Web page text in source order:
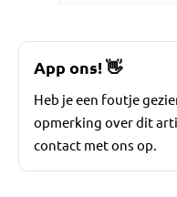
App ons!👋
Heb je een foutje
opmerking over dit
contact met ons op.